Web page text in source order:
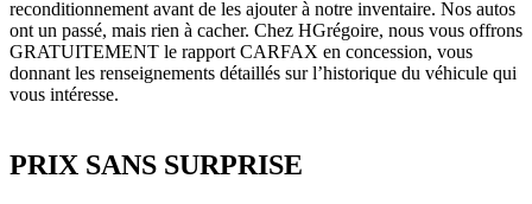
reconditionnement avant de les ajouter à notre inventaire. Nos autos
ont un passé, mais rien à cacher. Chez HGrégoire, nous vous offrons
GRATUITEMENT le rapport CARFAX en concession, vous
donnant les renseignements détaillés sur l’historique du véhicule qui
vous intéresse.
PRIX SANS SURPRISE